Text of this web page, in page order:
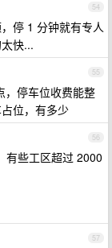
54
停 1 分钟就有专人
快...
55
，停车位收费能整
位，有多少
56
有些工区超过 2000
57